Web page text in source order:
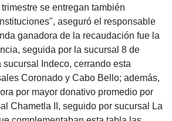
se entregan también
aseguró el responsable
ganadora de la recaudación fue la
seguida por la sucursal 8 de
Indeco, cerrando esta
Coronado y Cabo Bello; además,
por mayor donativo promedio por
Chametla II, seguido por sucursal La